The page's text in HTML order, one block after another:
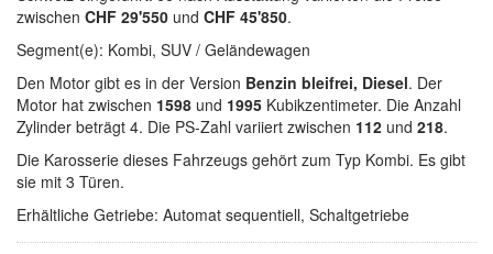
zwischen CHF 29'550 und CHF 45'850.
Segment(e): Kombi, SUV / Geländewagen
Den Motor gibt es in der Version Benzin bleifrei, Diesel. Der
Motor hat zwischen 1598 und 1995 Kubikzentimeter. Die Anzahl
Zylinder beträgt 4. Die PS-Zahl variiert zwischen 112 und 218.
Die Karosserie dieses Fahrzeugs gehört zum Typ Kombi. Es gibt
sie mit 3 Türen.
Erhältliche Getriebe: Automat sequentiell, Schaltgetriebe